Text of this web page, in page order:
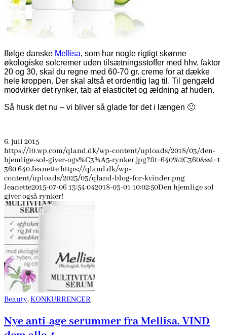
Ifølge danske Mellisa, som har nogle rigtigt skønne
økologiske solcremer uden tilsætningsstoffer med hhv. faktor
20 og 30, skal du regne med 60-70 gr. creme for at dække
hele kroppen. Der skal altså et ordentlig lag til. Til gengæld
modvirker det rynker, tab af elasticitet og ældning af huden.
Så husk det nu – vi bliver så glade for det i længen 🙂
6. juli 2015
https://i0.wp.com/qland.dk/wp-content/uploads/2018/03/den-
hjemlige-sol-giver-ogs%C3%A5-rynker.jpg?fit=640%2C360&ssl=1
360640Jeanettehttps://qland.dk/wp-
content/uploads/2025/03/qland-blog-for-kvinder.png
Jeanette2015-07-06 13:54:042018-03-01 10:02:50Den hjemlige sol
giver også rynker!
Beauty,KONKURRENCER
Nye anti-age serummer fra Mellisa. VIND